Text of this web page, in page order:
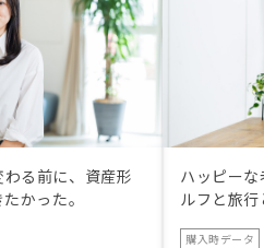
る前に、資産形
かった。
ハッピー
ルフと旅
購入時データ